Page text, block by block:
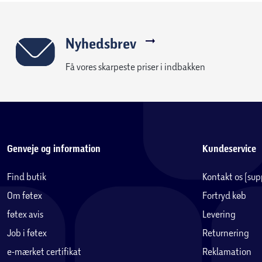
Nyhedsbrev
Få vores skarpeste priser i indbakken
Genveje og information
Find butik
Om føtex
føtex avis
Job i føtex
e-mærket certifikat
Kundeservice
Kontakt os
Fortryd køb
Levering
Returnering
Reklamation